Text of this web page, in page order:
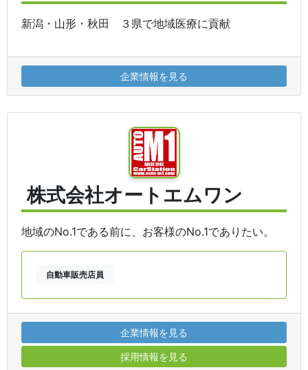
新潟・山形・秋田 ３県で地域医療に貢献
企業情報を見る
株式会社オートエムワン
地域のNo.1である前に、お客様のNo.1でありたい。
自動車販売店員
企業情報を見る
採用情報を見る